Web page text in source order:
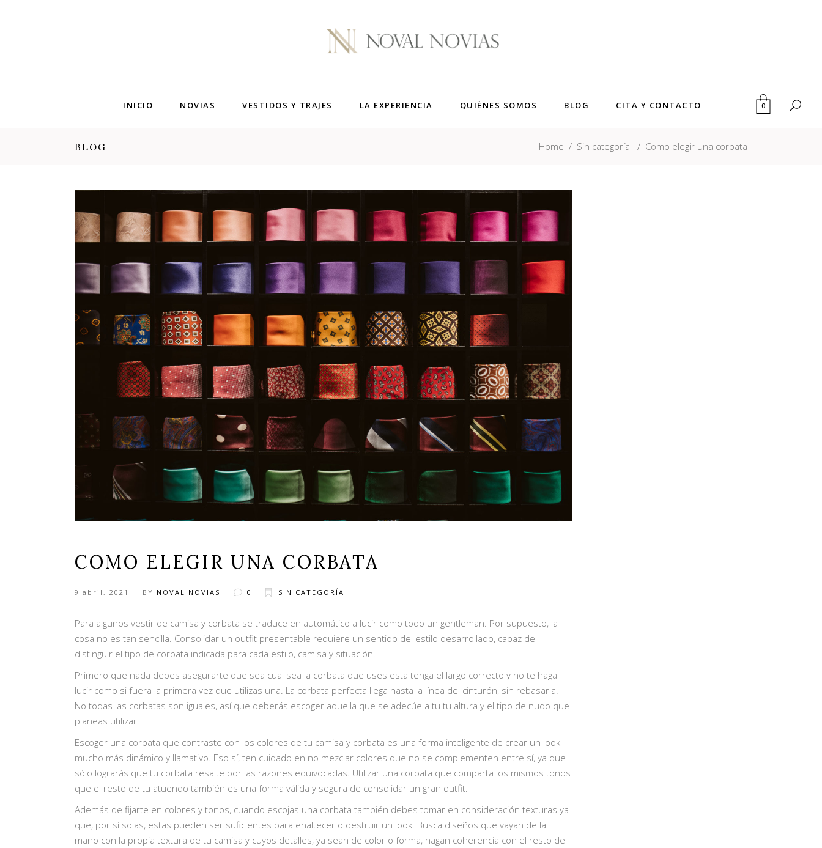
INICIO NOVIAS VESTIDOS Y TRAJES LA EXPERIENCIA QUIÉNES SOMOS BLOG CITA Y CONTACTO 0
BLOG Home / Sin categoría / Como elegir una corbata
COMO ELEGIR UNA CORBATA
9 abril, 2021 BY NOVAL NOVIAS 0 SIN CATEGORÍA
Para algunos vestir de camisa y corbata se traduce en automático a lucir como todo un gentleman. Por supuesto, la
cosa no es tan sencilla. Consolidar un outfit presentable requiere un sentido del estilo desarrollado, capaz de
distinguir el tipo de corbata indicada para cada estilo, camisa y situación.
Primero que nada debes asegurarte que sea cual sea la corbata que uses esta tenga el largo correcto y no te haga
lucir como si fuera la primera vez que utilizas una. La corbata perfecta llega hasta la línea del cinturón, sin rebasarla.
No todas las corbatas son iguales, así que deberás escoger aquella que se adecúe a tu tu altura y el tipo de nudo que
planeas utilizar.
Escoger una corbata que contraste con los colores de tu camisa y corbata es una forma inteligente de crear un look
mucho más dinámico y llamativo. Eso sí, ten cuidado en no mezclar colores que no se complementen entre sí, ya que
sólo lograrás que tu corbata resalte por las razones equivocadas. Utilizar una corbata que comparta los mismos tonos
que el resto de tu atuendo también es una forma válida y segura de consolidar un gran outfit.
Además de fijarte en colores y tonos, cuando escojas una corbata también debes tomar en consideración texturas ya
que, por sí solas, estas pueden ser suficientes para enaltecer o destruir un look. Busca diseños que vayan de la
mano con la propia textura de tu camisa y cuyos detalles, ya sean de color o forma, hagan coherencia con el resto del